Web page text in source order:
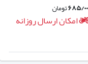
۰۰۰تومان
امکان ارسال روزانه